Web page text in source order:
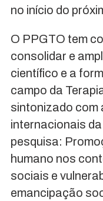
no início do
O PPGTO tem
consolidar e
científico e a
campo da
sintonizado com
internacionais
pesquisa:
humano nos
sociais e
emancipação